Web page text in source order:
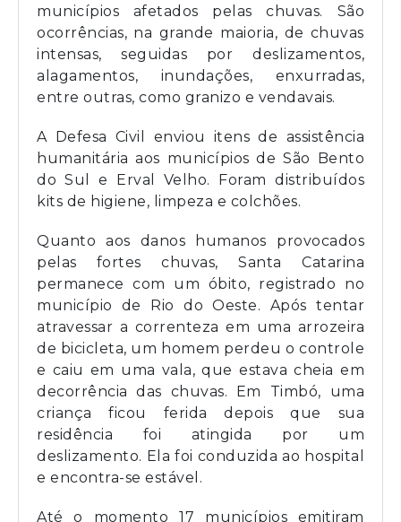
municípios afetados pelas chuvas. São
ocorrências, na grande maioria, de chuvas
intensas, seguidas por deslizamentos,
alagamentos, inundações, enxurradas,
entre outras, como granizo e vendavais.
A Defesa Civil enviou itens de assistência
humanitária aos municípios de São Bento
do Sul e Erval Velho. Foram distribuídos
kits de higiene, limpeza e colchões.
Quanto aos danos humanos provocados
pelas fortes chuvas, Santa Catarina
permanece com um óbito, registrado no
município de Rio do Oeste. Após tentar
atravessar a correnteza em uma arrozeira
de bicicleta, um homem perdeu o controle
e caiu em uma vala, que estava cheia em
decorrência das chuvas. Em Timbó, uma
criança ficou ferida depois que sua
residência foi atingida por um
deslizamento. Ela foi conduzida ao hospital
e encontra-se estável.
Até o momento 17 municípios emitiram